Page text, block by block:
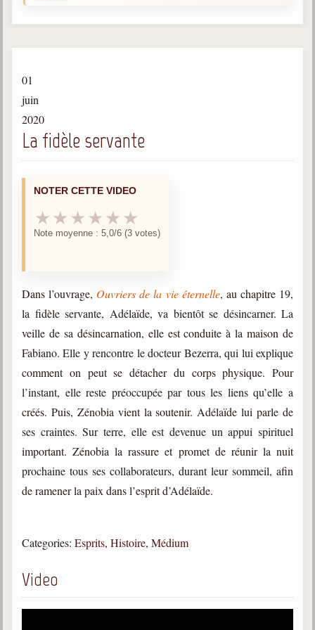
Divaldo Franco
Bibliothèque
Bibliothèque spirite
Documents
Sujets du mois
Citations
Maximes
Enregistrements
séance d'aide spirituelle
Diaporamas
Powerpoints
Posez-nous des questions
01
juin
2020
La fidèle servante
NOTER CETTE VIDEO
★ ★ ★ ★ ★ ★
Note moyenne : 5,0/6 (3 votes)
Dans l’ouvrage, Ouvriers de la vie éternelle, au chapitre 19,
la fidèle servante, Adélaïde, va bientôt se désincarner. La
veille de sa désincarnation, elle est conduite à la maison de
Fabiano. Elle y rencontre le docteur Bezerra, qui lui explique
comment on peut se détacher du corps physique. Pour
l’instant, elle reste préoccupée par tous les liens qu’elle a
créés. Puis, Zénobia vient la soutenir. Adélaïde lui parle de
ses craintes. Sur terre, elle est devenue un appui spirituel
important. Zénobia la rassure et promet de réunir la nuit
prochaine tous ses collaborateurs, durant leur sommeil, afin
de ramener la paix dans l’esprit d’Adélaïde.
Categories: Esprits, Histoire, Médium
Video